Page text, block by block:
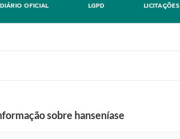
DIÁRIO OFICIAL LGPD LICITAÇÕES
sobre hanseníase